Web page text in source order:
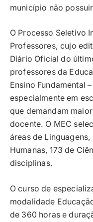
município não
O Processo Seletivo
Professores, cujo
Diário Oficial do
professores da
Ensino Fundamental
especialmente em
que demandam
docente. O MEC
áreas de
Humanas, 173 de
disciplinas.
O curso de
modalidade
de 360 horas e